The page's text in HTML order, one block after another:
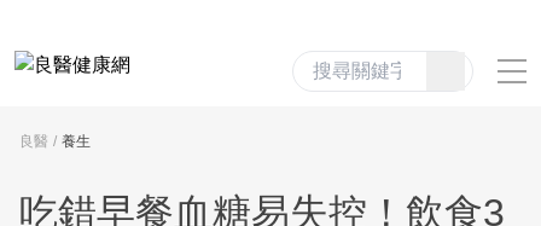
良醫 養生
吃錯早餐血糖易失控！飲食3